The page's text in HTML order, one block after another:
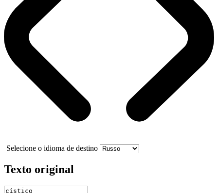
Selecione o idioma de destino
Texto original